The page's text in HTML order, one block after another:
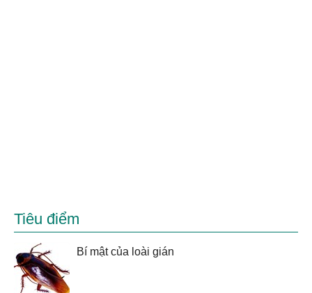
Tiêu điểm
Bí mật của loài gián